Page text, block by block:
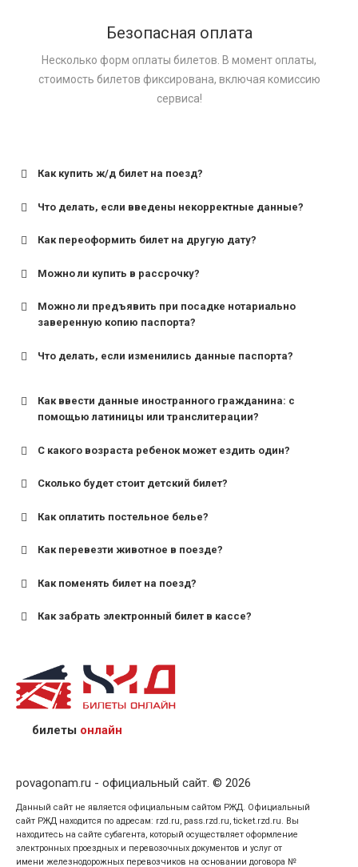
Безопасная оплата
Несколько форм оплаты билетов. В момент оплаты,
стоимость билетов фиксирована, включая комиссию
сервиса!
Как купить ж/д билет на поезд?
Что делать, если введены некорректные данные?
Как переоформить билет на другую дату?
Можно ли купить в рассрочку?
Можно ли предъявить при посадке нотариально
заверенную копию паспорта?
Что делать, если изменились данные паспорта?
Как ввести данные иностранного гражданина: с
помощью латиницы или транслитерации?
С какого возраста ребенок может ездить один?
для поездов дальнего следования — от 10 лет и
для пригородных поездов — от 7 лет.
Сколько будет стоит детский билет?
Как оплатить постельное белье?
Как перевезти животное в поезде?
Как поменять билет на поезд?
Как забрать электронный билет в кассе?
назвав кассиру 14-значный номер заказа;
предъявив удостоверение личности пассажира, на
кого оформлен билет.
билеты онлайн
povagonam.ru - официальный сайт. © 2026
Данный сайт не является официальным сайтом РЖД. Официальный
сайт РЖД находится по адресам: rzd.ru, pass.rzd.ru, ticket.rzd.ru. Вы
находитесь на сайте субагента, который осуществляет оформление
электронных проездных и перевозочных документов и услуг от
имени железнодорожных перевозчиков на основании договора №